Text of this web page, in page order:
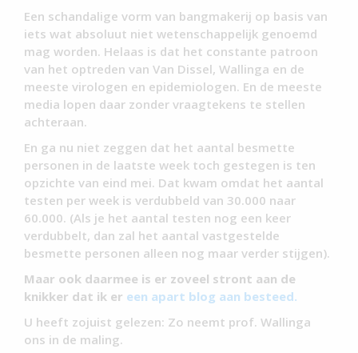
Een schandalige vorm van bangmakerij op basis van
iets wat absoluut niet wetenschappelijk genoemd
mag worden. Helaas is dat het constante patroon
van het optreden van Van Dissel, Wallinga en de
meeste virologen en epidemiologen. En de meeste
media lopen daar zonder vraagtekens te stellen
achteraan.
En ga nu niet zeggen dat het aantal besmette
personen in de laatste week toch gestegen is ten
opzichte van eind mei. Dat kwam omdat het aantal
testen per week is verdubbeld van 30.000 naar
60.000. (Als je het aantal testen nog een keer
verdubbelt, dan zal het aantal vastgestelde
besmette personen alleen nog maar verder stijgen).
Maar ook daarmee is er zoveel stront aan de
knikker dat ik er een apart blog aan besteed.
U heeft zojuist gelezen: Zo neemt prof. Wallinga
ons in de maling.